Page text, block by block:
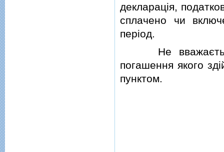
декларацiя,
сплачено чи
перiод.
Не вважається
погашення якого
пунктом.